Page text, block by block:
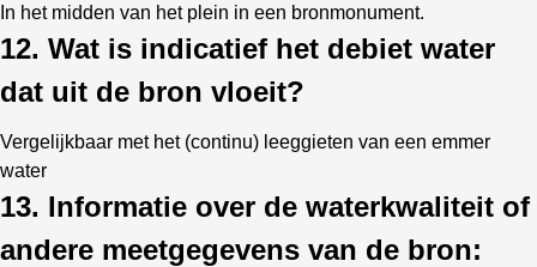
In het midden van het plein in een bronmonument.
12. Wat is indicatief het debiet water
dat uit de bron vloeit?
Vergelijkbaar met het (continu) leeggieten van een emmer
water
13. Informatie over de waterkwaliteit of
andere meetgegevens van de bron: